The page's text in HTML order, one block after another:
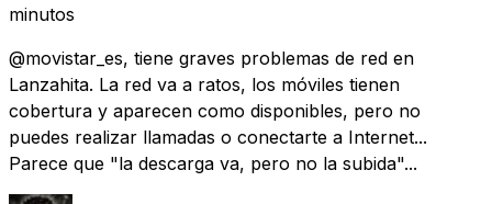
minutos
@movistar_es, tiene graves problemas de red en
Lanzahita. La red va a ratos, los móviles tienen
cobertura y aparecen como disponibles, pero no
puedes realizar llamadas o conectarte a Internet...
Parece que "la descarga va, pero no la subida"...